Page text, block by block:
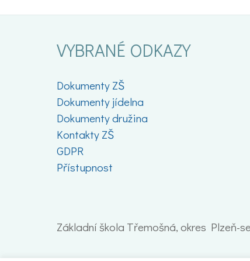
VYBRANÉ ODKAZY
Dokumenty ZŠ
Dokumenty jídelna
Dokumenty družina
Kontakty ZŠ
GDPR
Přístupnost
Základní škola Třemošná, okres Plzeň-